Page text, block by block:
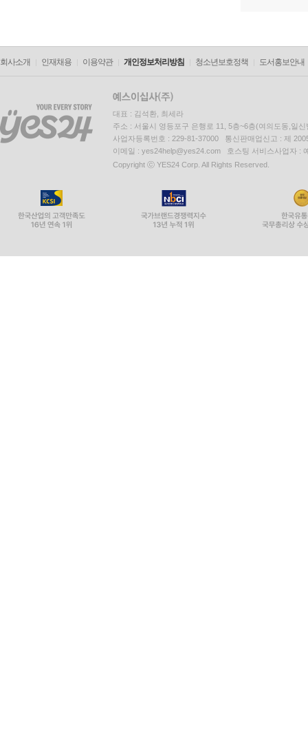
회사소개 인재채용 이용약관 개인정보처리방침 청소년보호정책 도서홍보안내
대표 : 김석환, 최세라
주소 : 서울시 영등포구 은행로 11, 5층~6층(여의도동,일신
사업자등록번호 : 229-81-37000 통신판매업신고 : 제
이메일 : yes24help@yes24.com 호스팅 서비스사업자 :
Copyright ⓒ YES24 Corp. All Rights Reserved.